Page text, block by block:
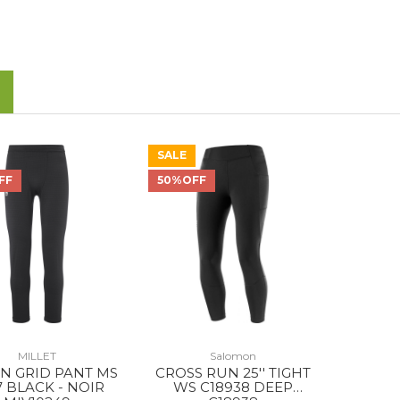
MILLET
GRID PANT MS
BLACK - NOIR
SALE
50%OFF
Salomon
CROSS RUN 25'' TIGHT
WS C18938 DEEP